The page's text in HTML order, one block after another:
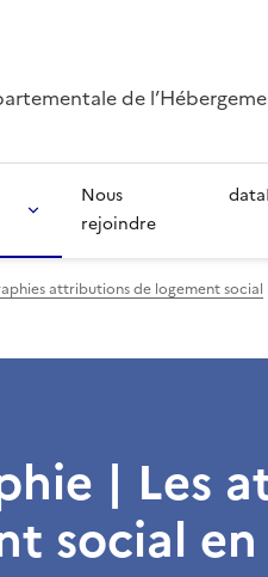
de
Nous
rejoindre
attributions de logement social
| Les
social